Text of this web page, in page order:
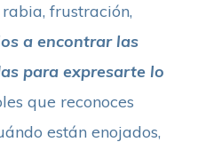
frustración,
a encontrar las
para expresarte lo
que reconoces
están enojados,